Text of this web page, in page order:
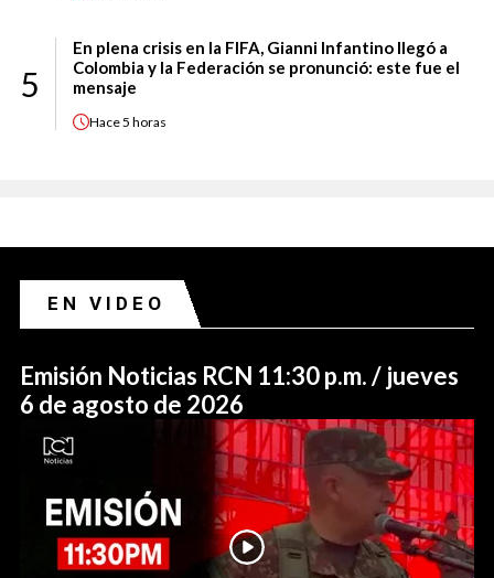
5
En plena crisis en la FIFA, Gianni Infantino llegó a
Colombia y la Federación se pronunció: este fue el
mensaje
Hace5 horas
EN VIDEO
Emisión Noticias RCN 11:30 p.m. / jueves
6 de agosto de 2026